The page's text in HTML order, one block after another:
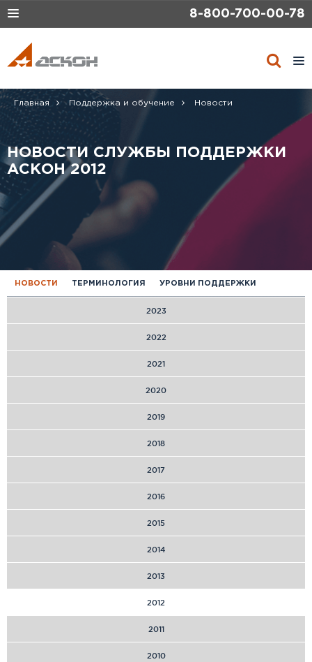
Toggle
navigation
8-800-700-00-78
Главная Поддержка и обучение Новости
НОВОСТИ СЛУЖБЫ ПОДДЕРЖКИ
АСКОН 2012
НОВОСТИ ТЕРМИНОЛОГИЯ УРОВНИ ПОДДЕРЖКИ
2023
2022
2021
2020
2019
2018
2017
2016
2015
2014
2013
2012
2011
2010